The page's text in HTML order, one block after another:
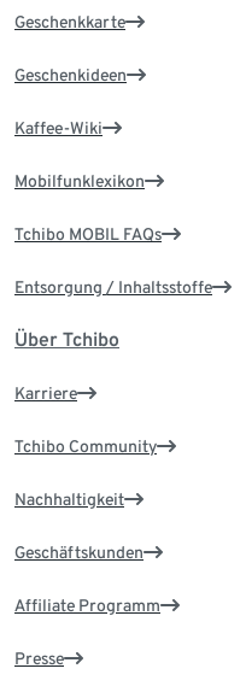
Geschenkkarte
Geschenkideen
Kaffee-Wiki
Mobilfunklexikon
Tchibo MOBIL FAQs
Entsorgung / Inhaltsstoffe
Über Tchibo
Karriere
Tchibo Community
Nachhaltigkeit
Geschäftskunden
Affiliate Programm
Presse